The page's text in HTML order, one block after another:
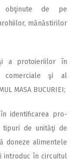
obţinute de pe
mănăstirilor
a protoieriilor în
comerciale şi al
MASA BUCURIEI;
identificarea pro-
de unităţi de
doneze alimentele
introduc în circuitul